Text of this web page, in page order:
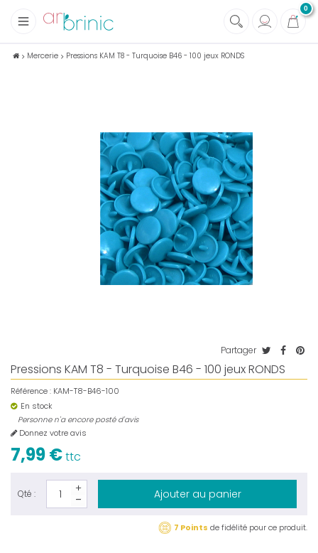
0
Tissus
Mercerie Pressions KAM T8 - Turquoise B46 - 100 jeux RONDS
Partager
Pressions KAM T8 - Turquoise B46 - 100 jeux RONDS
Référence : KAM-T8-B46-100
En stock
Personne n'a encore posté d'avis
Donnez votre avis
7,99 €ttc
Qté : Ajouter au panier
7 Points de fidélité pour ce produit.